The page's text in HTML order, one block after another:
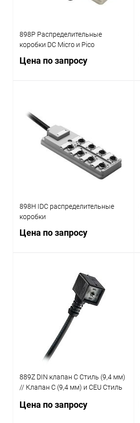
898P Распределительные
коробки DC Micro и Pico
Цена по запросу
Купить в 1 клик
В избранное
Наличие
уточняйте
898H IDC распределительные
коробки
Цена по запросу
Запросить цену
Купить в 1 клик Сравнение
889Z DIN клапан C Стиль (9,4 мм)
// Клапан C (9,4 мм) и CEU Стиль
Цена по запросу